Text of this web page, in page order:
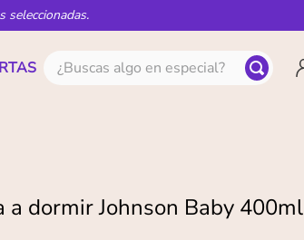
seleccionadas.
¿Buscas algo en especial?
a dormir Johnson Baby 400ml